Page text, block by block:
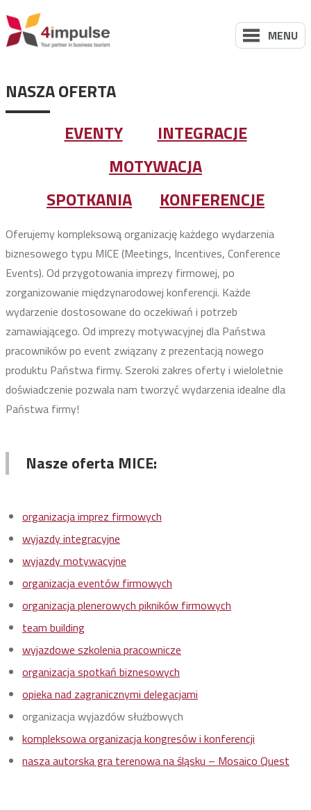
MENU
NASZA OFERTA
EVENTY
INTEGRACJE
MOTYWACJA
SPOTKANIA
KONFERENCJE
Oferujemy kompleksową organizację każdego wydarzenia
biznesowego typu MICE (Meetings, Incentives, Conference
Events). Od przygotowania imprezy firmowej, po
zorganizowanie międzynarodowej konferencji. Każde
wydarzenie dostosowane do oczekiwań i potrzeb
zamawiającego. Od imprezy motywacyjnej dla Państwa
pracowników po event związany z prezentacją nowego
produktu Państwa firmy. Szeroki zakres oferty i wieloletnie
doświadczenie pozwala nam tworzyć wydarzenia idealne dla
Państwa firmy!
Nasze oferta MICE:
organizacja imprez firmowych
wyjazdy integracyjne
wyjazdy motywacyjne
organizacja eventów firmowych
organizacja plenerowych pikników firmowych
team building
wyjazdowe szkolenia pracownicze
organizacja spotkań biznesowych
opieka nad zagranicznymi delegacjami
organizacja wyjazdów służbowych
kompleksowa organizacja kongresów i konferencji
nasza autorska gra terenowa na śląsku – Mosaico Quest